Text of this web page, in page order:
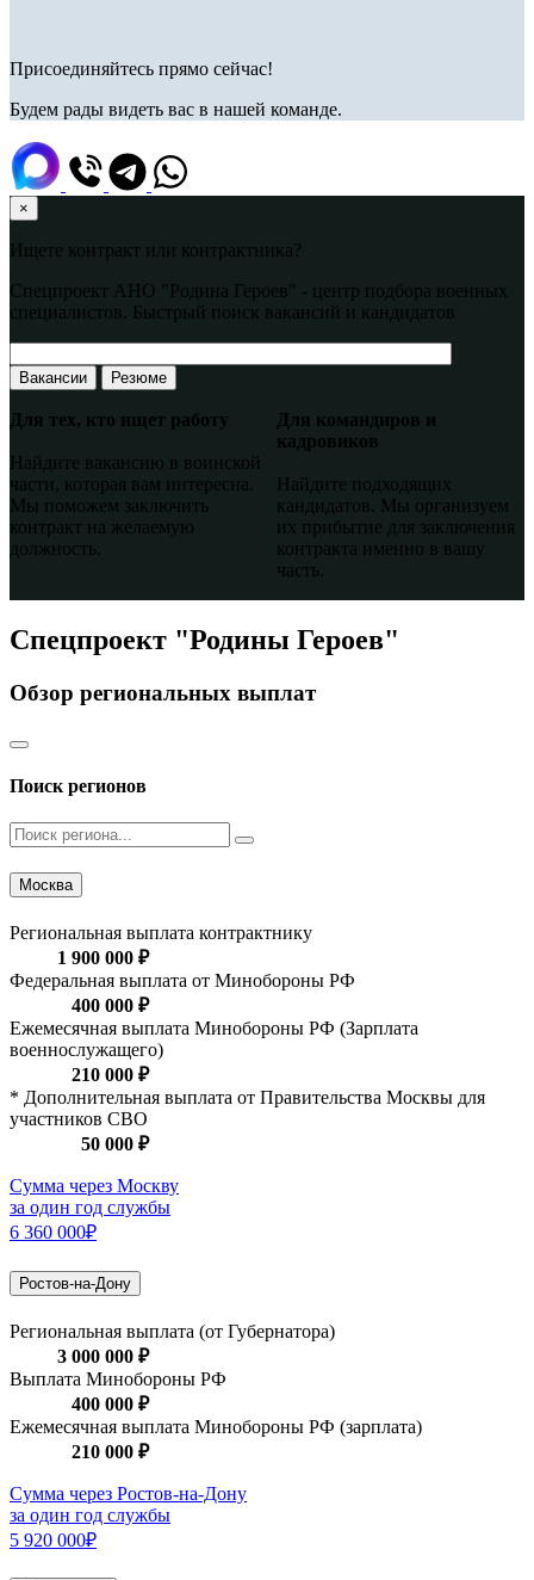
Присоединяйтесь прямо сейчас!
Будем рады видеть вас в нашей команде.
×
Ищете контракт или контрактника?
Спецпроект АНО "Родина Героев" - центр подбора военных
специалистов. Быстрый поиск вакансий и кандидатов
Вакансии Резюме
Для тех, кто ищет работу
Найдите вакансию в воинской
части, которая вам интересна.
Мы поможем заключить
контракт на желаемую
должность.
Для командиров и
кадровиков
Найдите подходящих
кандидатов. Мы организуем
их прибытие для заключения
контракта именно в вашу
часть.
Спецпроект "Родины Героев"
Обзор региональных выплат
Поиск регионов
Москва
Региональная выплата контрактнику
1 900 000 ₽
Федеральная выплата от Минобороны РФ
400 000 ₽
Ежемесячная выплата Минобороны РФ (Зарплата
военнослужащего)
210 000 ₽
* Дополнительная выплата от Правительства Москвы для
участников СВО
50 000 ₽
Сумма через Москву
за один год службы
6 360 000₽
Ростов-на-Дону
Региональная выплата (от Губернатора)
3 000 000 ₽
Выплата Минобороны РФ
400 000 ₽
Ежемесячная выплата Минобороны РФ (зарплата)
210 000 ₽
Сумма через Ростов-на-Дону
за один год службы
5 920 000₽